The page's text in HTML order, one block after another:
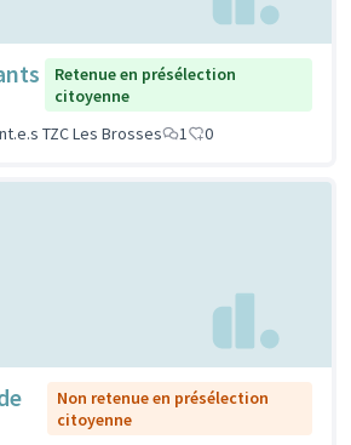
Retenue en présélection
citoyenne
TZC Les Brosses
1 0
Non retenue en présélection
citoyenne